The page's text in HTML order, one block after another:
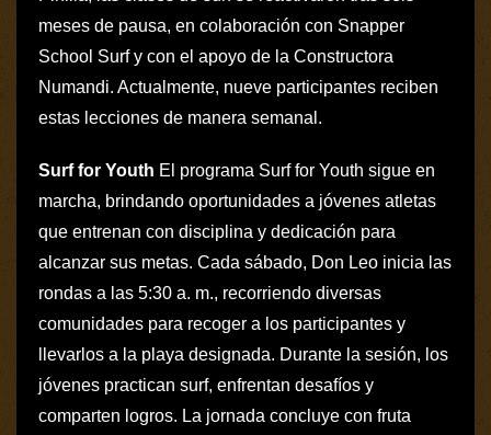
meses de pausa, en colaboración con Snapper
School Surf y con el apoyo de la Constructora
Numandi. Actualmente, nueve participantes reciben
estas lecciones de manera semanal.
Surf for Youth El programa Surf for Youth sigue en
marcha, brindando oportunidades a jóvenes atletas
que entrenan con disciplina y dedicación para
alcanzar sus metas. Cada sábado, Don Leo inicia las
rondas a las 5:30 a. m., recorriendo diversas
comunidades para recoger a los participantes y
llevarlos a la playa designada. Durante la sesión, los
jóvenes practican surf, enfrentan desafíos y
comparten logros. La jornada concluye con fruta